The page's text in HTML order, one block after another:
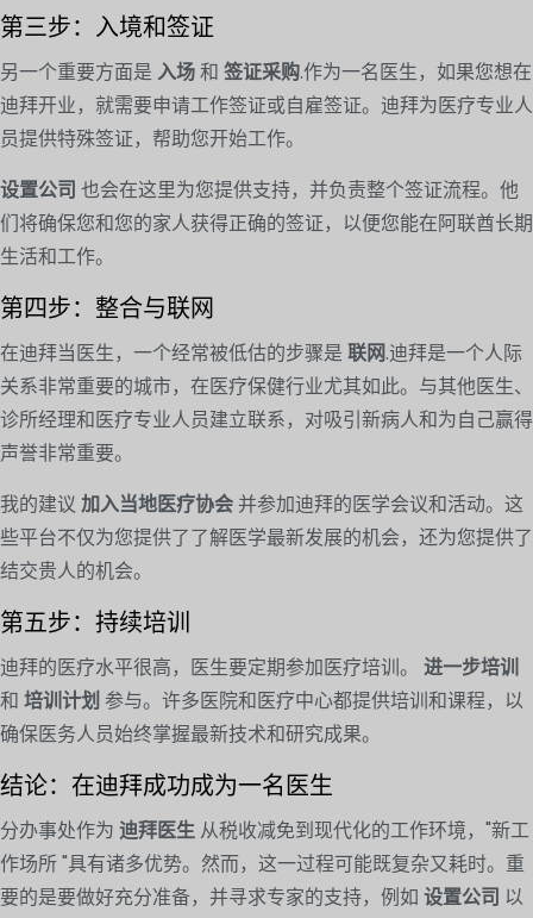
第三步：入境和签证
另一个重要方面是 入场和 签证采购.作为一名医生，如果您想在
迪拜开业，就需要申请工作签证或自雇签证。迪拜为医疗专业人
员提供特殊签证，帮助您开始工作。
设置公司 也会在这里为您提供支持，并负责整个签证流程。他
们将确保您和您的家人获得正确的签证，以便您能在阿联酋长期
生活和工作。
第四步：整合与联网
在迪拜当医生，一个经常被低估的步骤是联网.迪拜是一个人际
关系非常重要的城市，在医疗保健行业尤其如此。与其他医生、
诊所经理和医疗专业人员建立联系，对吸引新病人和为自己赢得
声誉非常重要。
我的建议加入当地医疗协会 并参加迪拜的医学会议和活动。这
些平台不仅为您提供了了解医学最新发展的机会，还为您提供了
结交贵人的机会。
第五步：持续培训
迪拜的医疗水平很高，医生要定期参加医疗培训。 进一步培训
和 培训计划 参与。许多医院和医疗中心都提供培训和课程，以
确保医务人员始终掌握最新技术和研究成果。
结论：在迪拜成功成为一名医生
分办事处作为 迪拜医生 从税收减免到现代化的工作环境，"新工
作场所 "具有诸多优势。然而，这一过程可能既复杂又耗时。重
要的是要做好充分准备，并寻求专家的支持，例如 设置公司 以